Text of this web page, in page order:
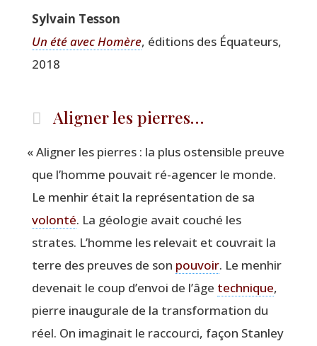
Syl­vain Tesson
Un été avec Homère, édi­tions des Équa­teurs,
2018
Aligner les pierres…
«Ali­gner les pierres : la plus osten­sible preuve
que l’homme pou­vait ré-agen­cer le monde.
Le men­hir était la repré­sen­ta­tion de sa
volon­té. La géo­lo­gie avait cou­ché les
strates. L’homme les rele­vait et cou­vrait la
terre des preuves de son pou­voir. Le men­hir
deve­nait le coup d’envoi de l’âge tech­nique,
pierre inau­gu­rale de la trans­for­ma­tion du
réel. On ima­gi­nait le rac­cour­ci, façon Stan­ley